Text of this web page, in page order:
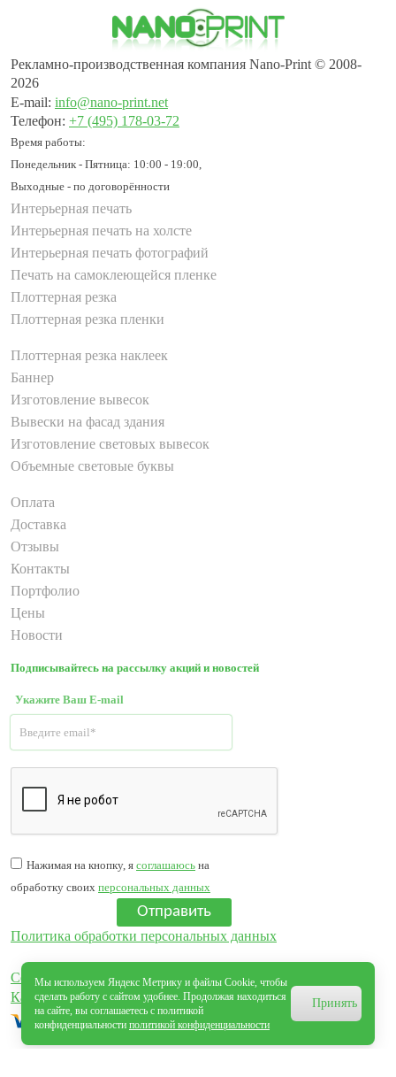
Мы используем Яндекс Метрику и файлы Cookie, чтобы
сделать работу с сайтом удобнее. Продолжая находиться
на сайте, вы соглашаетесь с политикой
конфиденциальности политикой конфиденциальности
Принять
Рекламно-производственная компания Nano-Print © 2008-
2026
E-mail: info@nano-print.net
Телефон: +7 (495) 178-03-72
Время работы:
Понедельник - Пятница: 10:00 - 19:00,
Выходные - по договорённости
Интерьерная печать
Интерьерная печать на холсте
Интерьерная печать фотографий
Печать на самоклеющейся пленке
Плоттерная резка
Плоттерная резка пленки
Плоттерная резка наклеек
Баннер
Изготовление вывесок
Вывески на фасад здания
Изготовление световых вывесок
Объемные световые буквы
Оплата
Доставка
Отзывы
Контакты
Портфолио
Цены
Новости
Подписывайтесь на рассылку акций и новостей
Укажите Ваш E-mail
Нажимая на кнопку, я соглашаюсь на
обработку своих персональных данных
Отправить
Политика обработки персональных данных
Согласие на обработку персональных данных
Карта сайта